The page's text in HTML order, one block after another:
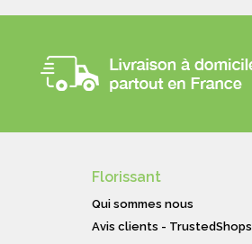
Florissant
Qui sommes nous
Avis clients - TrustedShops